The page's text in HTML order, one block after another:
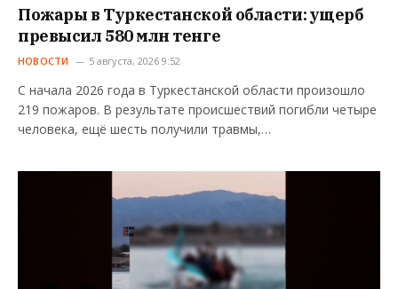
Пожары в Туркестанской области: ущерб
превысил 580 млн тенге
НОВОСТИ 5 августа, 2026 9:52
С начала 2026 года в Туркестанской области произошло
219 пожаров. В результате происшествий погибли четыре
человека, ещё шесть получили травмы,…